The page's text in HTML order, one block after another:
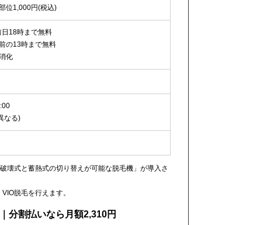
位1,000円(税込)
日18時まで無料
の13時まで無料
化
なる)
壊式と蓄熱式の切り替えが可能な脱毛機」が導入さ
脱毛を行えます。
分割払いなら月額2,310円